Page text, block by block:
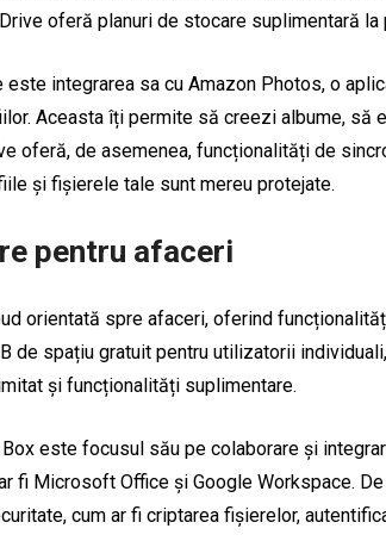
oferă planuri de stocare suplimentară
este integrarea sa cu Amazon Photos, o
Aceasta îți permite să creezi albume, să
oferă, de asemenea, funcționalități de
și fișierele tale sunt mereu protejate.
pentru afaceri
orientată spre afaceri, oferind
de spațiu gratuit pentru utilizatorii
și funcționalități suplimentare.
este focusul său pe colaborare și
fi Microsoft Office și Google Workspace.
cum ar fi criptarea fișierelor,